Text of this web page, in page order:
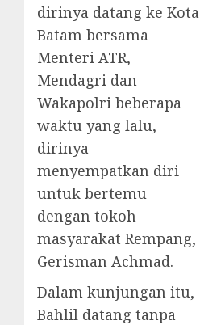
dirinya datang ke Kota
Batam bersama
Menteri ATR,
Mendagri dan
Wakapolri beberapa
waktu yang lalu,
dirinya
menyempatkan diri
untuk bertemu
dengan tokoh
masyarakat Rempang,
Gerisman Achmad.
Dalam kunjungan itu,
Bahlil datang tanpa